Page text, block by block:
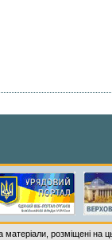
матеріали, розміщені на